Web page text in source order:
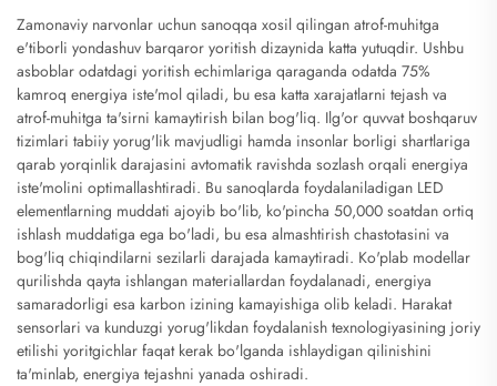
Zamonaviy narvonlar uchun sanoqqa xosil qilingan atrof-muhitga
e'tiborli yondashuv barqaror yoritish dizaynida katta yutuqdir. Ushbu
asboblar odatdagi yoritish echimlariga qaraganda odatda 75%
kamroq energiya iste'mol qiladi, bu esa katta xarajatlarni tejash va
atrof-muhitga ta'sirni kamaytirish bilan bog'liq. Ilg'or quvvat boshqaruv
tizimlari tabiiy yorug'lik mavjudligi hamda insonlar borligi shartlariga
qarab yorqinlik darajasini avtomatik ravishda sozlash orqali energiya
iste'molini optimallashtiradi. Bu sanoqlarda foydalaniladigan LED
elementlarning muddati ajoyib bo'lib, ko'pincha 50,000 soatdan ortiq
ishlash muddatiga ega bo'ladi, bu esa almashtirish chastotasini va
bog'liq chiqindilarni sezilarli darajada kamaytiradi. Ko'plab modellar
qurilishda qayta ishlangan materiallardan foydalanadi, energiya
samaradorligi esa karbon izining kamayishiga olib keladi. Harakat
sensorlari va kunduzgi yorug'likdan foydalanish texnologiyasining joriy
etilishi yoritgichlar faqat kerak bo'lganda ishlaydigan qilinishini
ta'minlab, energiya tejashni yanada oshiradi.